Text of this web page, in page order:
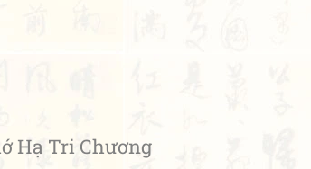
Hạ Tri Chương